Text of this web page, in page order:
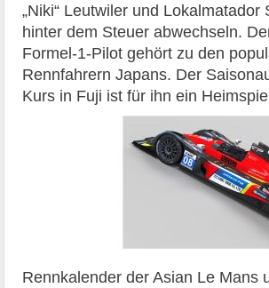
„Niki“ Leutwiler und Lokalmatador
hinter dem Steuer abwechseln.
Formel-1-Pilot gehört zu den
Rennfahrern Japans. Der
Kurs in Fuji ist für ihn ein
Rennkalender der Asian Le Mans